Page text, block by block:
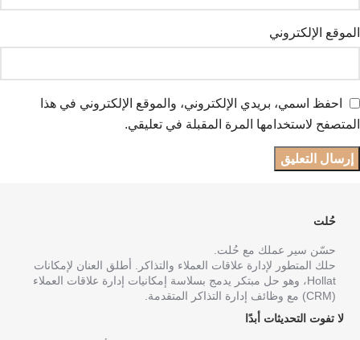
الموقع الإلكتروني
احفظ اسمي، بريدي الإلكتروني، والموقع الإلكتروني في هذا
المتصفح لاستخدامها المرة المقبلة في تعليقي.
حُلت
حسّن سير عملك مع حُلت.
حلك المتطور لإدارة علاقات العملاء والتذاكر. أطلق العنان لإمكانات
Hollat، وهو حل مبتكر يدمج بسلاسة إمكانيات إدارة علاقات العملاء
(CRM) مع وظائف إدارة التذاكر المتقدمة.
لا تفوت التحديثات أبدًا